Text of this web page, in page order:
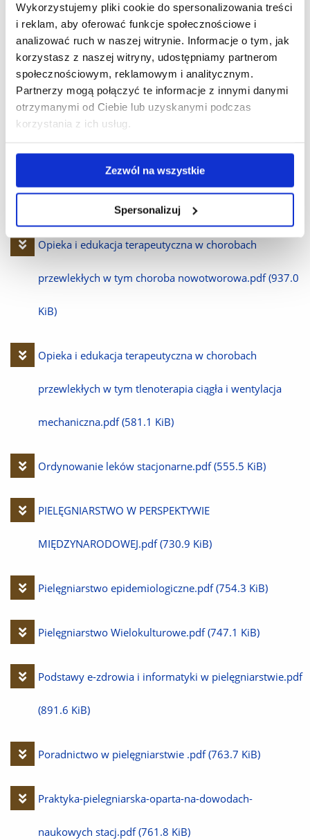
Wykorzystujemy pliki cookie do spersonalizowania treści
i reklam, aby oferować funkcje społecznościowe i
analizować ruch w naszej witrynie. Informacje o tym, jak
korzystasz z naszej witryny, udostępniamy partnerom
społecznościowym, reklamowym i analitycznym.
Partnerzy mogą połączyć te informacje z innymi danymi
otrzymanymi od Ciebie lub uzyskanymi podczas
korzystania z ich usług.
Zezwól na wszystkie
Spersonalizuj
Pobierz
plik
Opieka i edukacja terapeutyczna w chorobach
przewlekłych, w tym zaburzenia układu nerwowego.pdf
(839.9 KiB)
Pobierz
Opieka i edukacja terapeutyczna w chorobach
przewlekłych, w tym zaburzenia zdrowia
Pobierz
plik
Opieka i edukacja terapeutyczna w chorobach
przewlekłych w tym choroba nowotworowa.pdf (937.0
KiB)
Pobierz
plik
Opieka i edukacja terapeutyczna w chorobach
przewlekłych w tym tlenoterapia ciągła i wentylacja
mechaniczna.pdf (581.1 KiB)
Pobierz
Ordynowanie leków stacjonarne.pdf (555.5 KiB)
Pobierz
plik
PIELĘGNIARSTWO W PERSPEKTYWIE
MIĘDZYNARODOWEJ.pdf (730.9 KiB)
Pobierz
Pielęgniarstwo epidemiologiczne.pdf (754.3 KiB)
Pobierz
Pielęgniarstwo Wielokulturowe.pdf (747.1 KiB)
Pobierz
plik
Podstawy e-zdrowia i informatyki w pielęgniarstwie.pdf
(891.6 KiB)
Pobierz
Poradnictwo w pielęgniarstwie .pdf (763.7 KiB)
Pobierz
plik
Praktyka-pielegniarska-oparta-na-dowodach-
naukowych stacj.pdf (761.8 KiB)